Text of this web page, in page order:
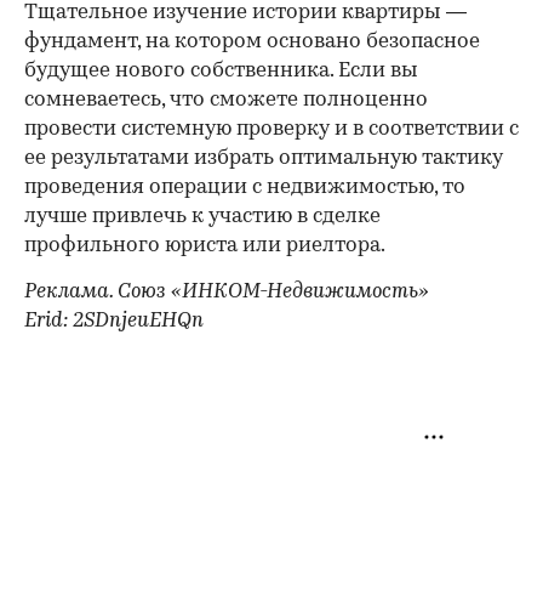
Тщательное изучение истории квартиры —
фундамент, на котором основано безопасное
будущее нового собственника. Если вы
сомневаетесь, что сможете полноценно
провести системную проверку и в соответствии с
ее результатами избрать оптимальную тактику
проведения операции с недвижимостью, то
лучше привлечь к участию в сделке
профильного юриста или риелтора.
Реклама. Союз «ИНКОМ-Недвижимость»
Erid: 2SDnjeuEHQn